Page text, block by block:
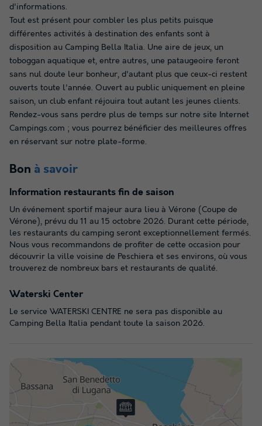
d'informations.
Tout est présent pour combler les plus petits puisque
différentes activités à destination des enfants sont à
disposition au Camping Bella Italia. Une aire de jeux, un
toboggan aquatique et, entre autres, une pataugeoire feront
sans nul doute leur bonheur, d'autant plus que ceux-ci restent
ouverts toute l'année. Ouvert au public uniquement en pleine
saison, un club enfant réjouira tout autant les jeunes clients.
Rendez-vous sans perdre plus de temps sur notre site Internet
Campings.com ; vous pourrez bénéficier des meilleures offres
en réservant sur notre plate-forme.
Bon à savoir
Information restaurants fin de saison
Un événement sportif majeur aura lieu à Vérone (Coupe de
Vérone), prévu du 11 au 15 octobre 2026. Durant cette période,
les restaurants du camping seront exceptionnellement fermés.
Nous vous recommandons de profiter de cette occasion pour
découvrir la ville voisine de Peschiera et ses environs, où vous
trouverez de nombreux bars et restaurants de qualité.
Waterski Center
Le service WATERSKI CENTRE ne sera pas disponible au
Camping Bella Italia pendant toute la saison 2026.